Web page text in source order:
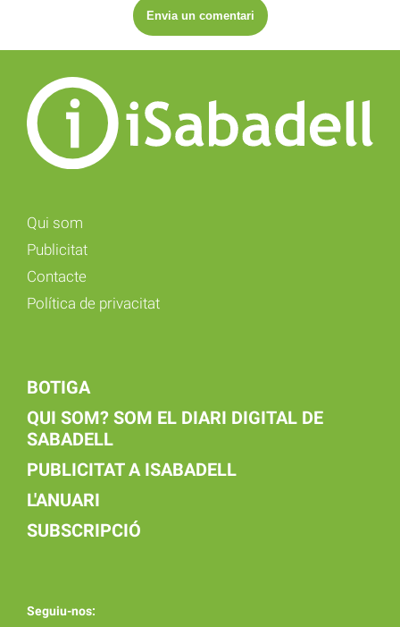
Qui som
Publicitat
Contacte
Política de privacitat
BOTIGA
QUI SOM? SOM EL DIARI DIGITAL DE
SABADELL
PUBLICITAT A ISABADELL
L'ANUARI
SUBSCRIPCIÓ
Seguiu-nos: